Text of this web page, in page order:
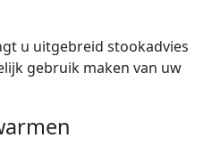
u uitgebreid stookadvies
gebruik maken van uw